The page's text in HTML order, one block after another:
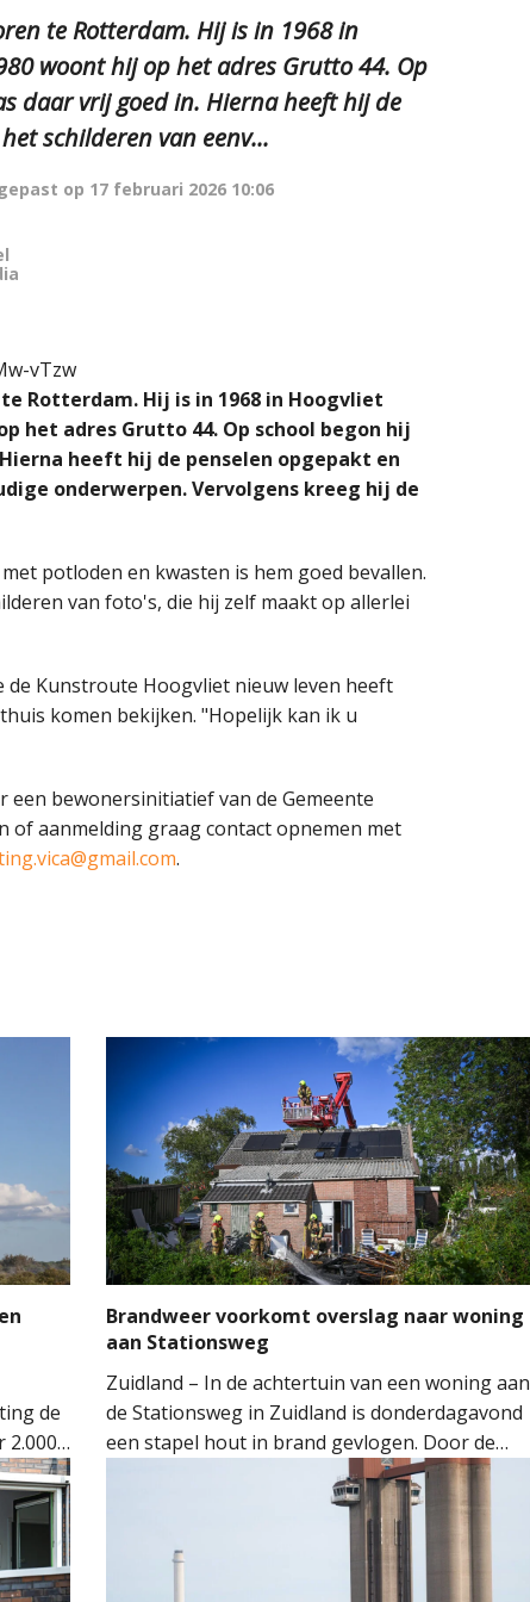
te Rotterdam. Hij is in 1968 in
woont hij op het adres Grutto 44. Op
daar vrij goed in. Hierna heeft hij de
schilderen van eenv...
op 17 februari 2026 10:06
vTzw
Rotterdam. Hij is in 1968 in Hoogvliet
het adres Grutto 44. Op school begon hij
heeft hij de penselen opgepakt en
onderwerpen. Vervolgens kreeg hij de
potloden en kwasten is hem goed bevallen.
van foto's, die hij zelf maakt op allerlei
Kunstroute Hoogvliet nieuw leven heeft
komen bekijken. "Hopelijk kan ik u
bewonersinitiatief van de Gemeente
of aanmelding graag contact opnemen met
.
de
2.000
vuur
Brandweer voorkomt overslag naar woning
aan Stationsweg
Zuidland – In de achtertuin van een woning aan
de Stationsweg in Zuidland is donderdagavond
een stapel hout in brand gevlogen. Door de
snelle inzet van de brandweer kon worden
voorkomen dat het vuur oversloeg naar de